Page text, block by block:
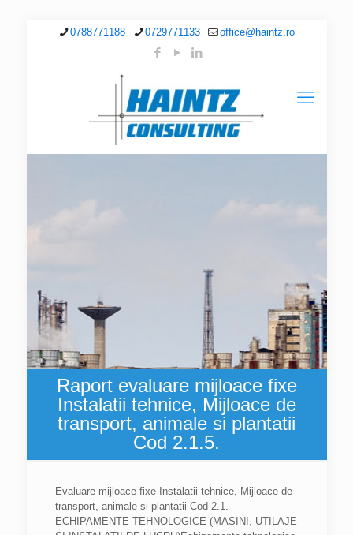
0788771188 0729771133 office@haintz.ro
Raport evaluare mijloace fixe
Instalatii tehnice, Mijloace de
transport, animale si plantatii
Cod 2.1.5.
Evaluare mijloace fixe Instalatii tehnice, Mijloace de
transport, animale si plantatii Cod 2.1.
ECHIPAMENTE TEHNOLOGICE (MASINI, UTILAJE